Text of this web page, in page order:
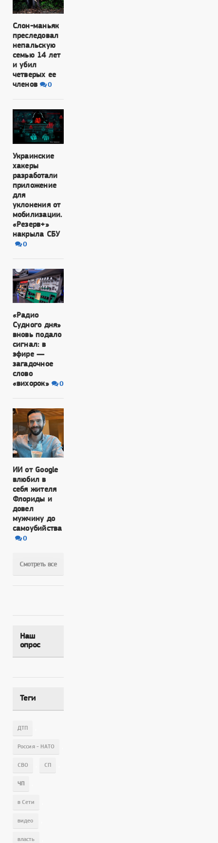
Слон-маньяк
преследовал
непальскую
семью 14 лет
и убил
четверых ее
членов
0
Украинские
хакеры
разработали
приложение
для
уклонения от
мобилизации.
«Резерв+»
накрыла СБУ
0
«Радио
Судного дня»
вновь подало
сигнал: в
эфире —
загадочное
слово
«вихорок»
0
ИИ от Google
влюбил в
себя жителя
Флориды и
довел
мужчину до
самоубийства
0
Смотреть все
Наш
опрос
Теги
ДТП
Россия - НАТО
СВО СП
ЧП
в Сети
видео
власть